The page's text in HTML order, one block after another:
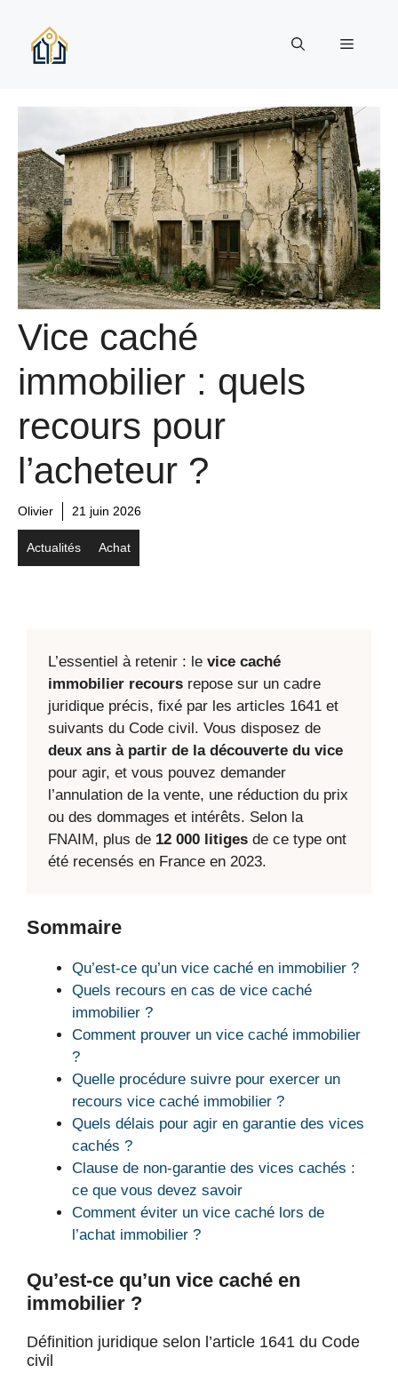
contenu
Menu
Vice caché
immobilier : quels
recours pour
l’acheteur ?
Olivier 21 juin 2026
Actualités Achat
L’essentiel à retenir : le vice caché
immobilier recours repose sur un cadre
juridique précis, fixé par les articles 1641 et
suivants du Code civil. Vous disposez de
deux ans à partir de la découverte du vice
pour agir, et vous pouvez demander
l’annulation de la vente, une réduction du prix
ou des dommages et intérêts. Selon la
FNAIM, plus de 12 000 litiges de ce type ont
été recensés en France en 2023.
Sommaire
Qu’est-ce qu’un vice caché en immobilier ?
Quels recours en cas de vice caché
immobilier ?
Comment prouver un vice caché immobilier
?
Quelle procédure suivre pour exercer un
recours vice caché immobilier ?
Quels délais pour agir en garantie des vices
cachés ?
Clause de non-garantie des vices cachés :
ce que vous devez savoir
Comment éviter un vice caché lors de
l’achat immobilier ?
Qu’est-ce qu’un vice caché en
immobilier ?
Définition juridique selon l’article 1641 du Code
civil